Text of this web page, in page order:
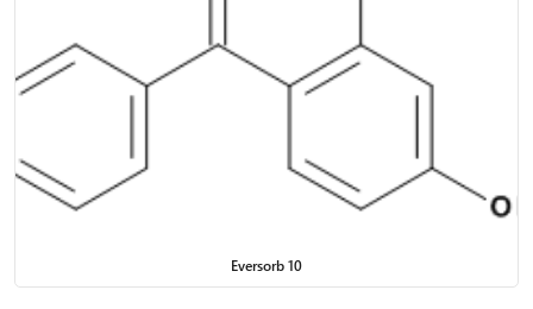
Eversorb 10